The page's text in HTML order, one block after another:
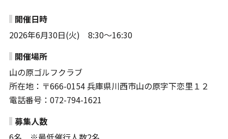
開催日時
2026年6月30日(火) 8:30～16:30
開催場所
山の原ゴルフクラブ
所在地：〒666-0154 兵庫県川西市山の原字下恋里１２
電話番号：072-794-1621
募集人数